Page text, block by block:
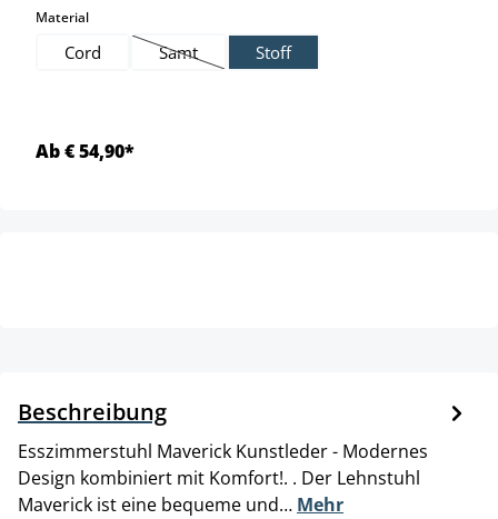
Materialauswählen
Cord Samt
(Diese Option ist zurzeit nicht verfügbar.)
Stoff
Ab € 54,90*
Beschreibung
Esszimmerstuhl Maverick Kunstleder - Modernes
Design kombiniert mit Komfort!. . Der Lehnstuhl
Maverick ist eine bequeme und… Mehr